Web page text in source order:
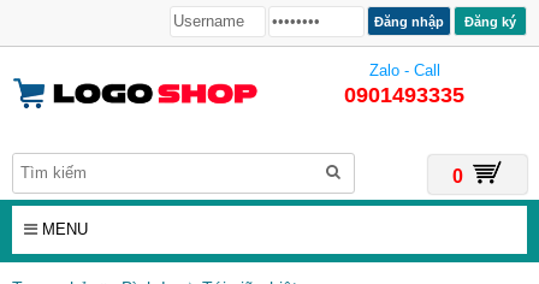
Đăng ký
Zalo - Call
0901493335
0
MENU